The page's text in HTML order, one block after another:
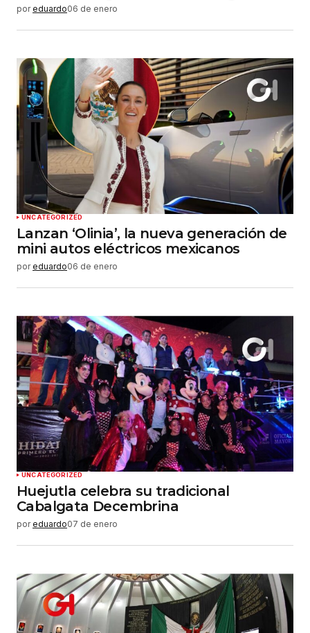
por eduardo06 de enero
UNCATEGORIZED
Lanzan ‘Olinia’, la nueva generación de
mini autos eléctricos mexicanos
por eduardo06 de enero
UNCATEGORIZED
Huejutla celebra su tradicional
Cabalgata Decembrina
por eduardo07 de enero